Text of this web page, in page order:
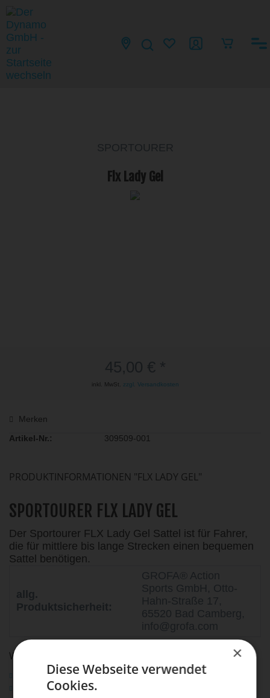
SPORTOURER
Flx Lady Gel
inkl. MwSt. zzgl. Versandkosten
Merken
Artikel-Nr.:
309509-001
PRODUKTINFORMATIONEN "FLX LADY GEL"
SPORTOURER FLX LADY GEL
Der Sportourer FLX Lady Gel Sattel ist für Fahrer,
die für mittlere bis lange Strecken einen bequemen
Sattel benötigen.
allg.
Produktsicherheit:
GROFA® Action
Sports GmbH, Otto-
Hahn-Straße 17,
65520 Bad Camberg,
info@grofa.com
WEITERFÜHRENDE LINKS ZU "FLX LADY GEL"
Fragen zum Artikel?
Weitere Artikel von Sportourer
×
Diese Webseite verwendet
Cookies.